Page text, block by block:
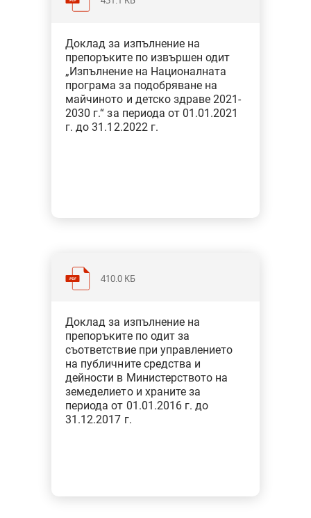
социална политика
Тип: Одит на изпълнение
От общо 9 препоръки на министъра
на здравеопазването са изпълнени
Доклад за изпълнение на
препоръките по извършен одит
„Изпълнение на Националната
програма за подобряване на
майчиното и детско здраве 2021-
2030 г.“ за периода от 01.01.2021
г. до 31.12.2022 г.
410.0 KБ
От 5 препоръки на министъра на
земеделието и храните, 3 са
изпълнени, 1 е изпълнена частично
и 1 не е изпълнена.
Доклад за изпълнение на
препоръките по одит за
съответствие при управлението
на публичните средства и
дейности в Министерството на
земеделието и храните за
периода от 01.01.2016 г. до
31.12.2017 г.